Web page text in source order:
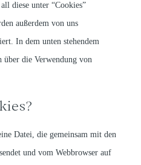
diese unter “Cookies”
außerdem von uns
In dem unten stehendem
die Verwendung von
Datei, die gemeinsam mit den
und vom Webbrowser auf